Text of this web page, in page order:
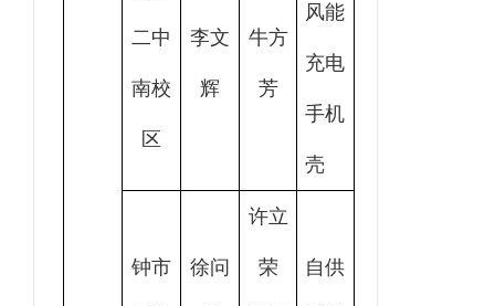
二中
南校
区
李文
辉
牛方
芳
风能
充电
手机
壳
钟市 徐问
许立
荣 自供